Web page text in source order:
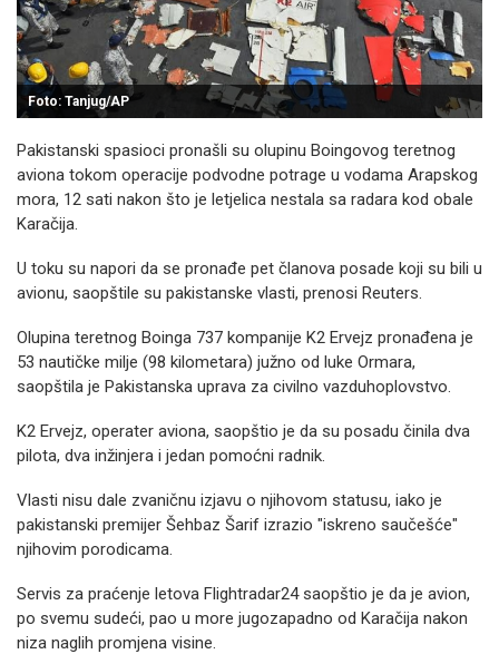
Foto: Tanjug/AP
Pakistanski spasioci pronašli su olupinu Boingovog teretnog
aviona tokom operacije podvodne potrage u vodama Arapskog
mora, 12 sati nakon što je letjelica nestala sa radara kod obale
Karačija.
U toku su napori da se pronađe pet članova posade koji su bili u
avionu, saopštile su pakistanske vlasti, prenosi Reuters.
Olupina teretnog Boinga 737 kompanije K2 Ervejz pronađena je
53 nautičke milje (98 kilometara) južno od luke Ormara,
saopštila je Pakistanska uprava za civilno vazduhoplovstvo.
K2 Ervejz, operater aviona, saopštio je da su posadu činila dva
pilota, dva inžinjera i jedan pomoćni radnik.
Vlasti nisu dale zvaničnu izjavu o njihovom statusu, iako je
pakistanski premijer Šehbaz Šarif izrazio "iskreno saučešće"
njihovim porodicama.
Servis za praćenje letova Flightradar24 saopštio je da je avion,
po svemu sudeći, pao u more jugozapadno od Karačija nakon
niza naglih promjena visine.